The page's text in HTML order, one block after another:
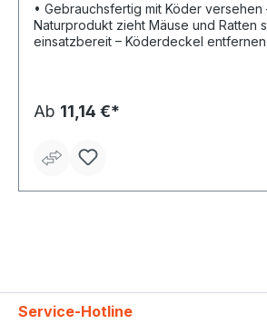
• Gebrauchsfertig mit Köder versehen
Naturprodukt zieht Mäuse und Ratten stark an • Schnell
einsatzbereit – Köderdeckel
Schlagmechanismus
Ab 11,14 €*
Service-Hotline